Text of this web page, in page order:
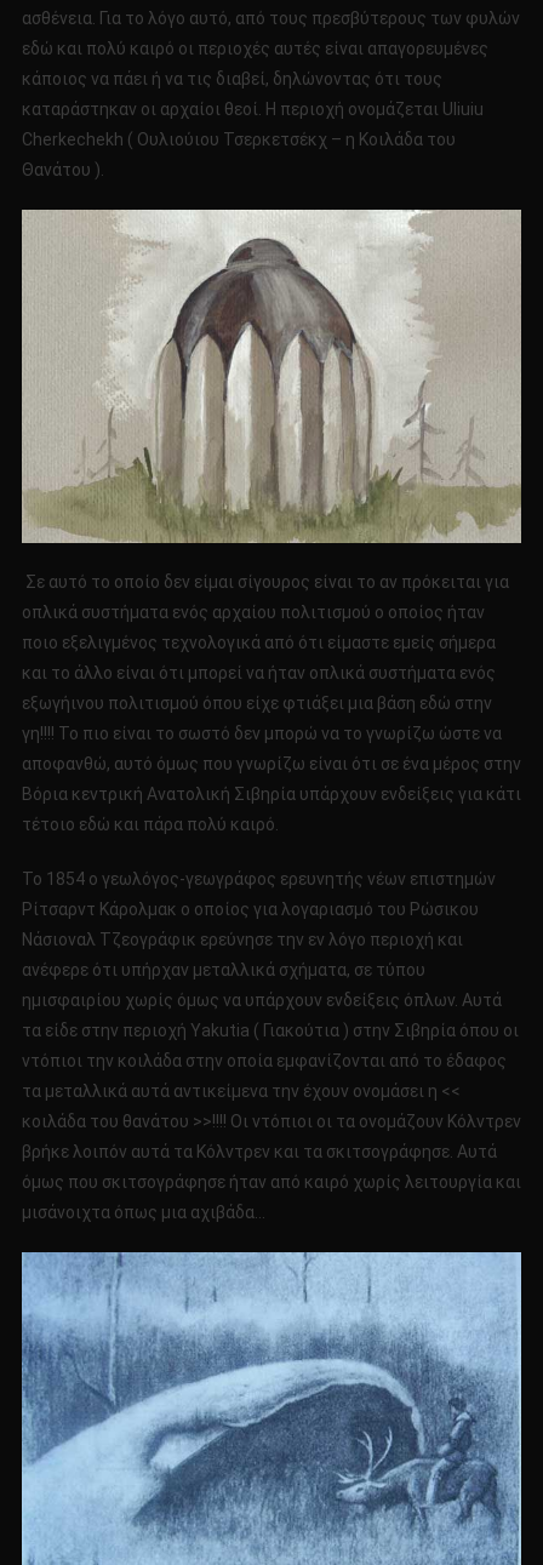
ασθένεια. Για το λόγο αυτό, από τους πρεσβύτερους των φυλών
εδώ και πολύ καιρό οι περιοχές αυτές είναι απαγορευμένες
κάποιος να πάει ή να τις διαβεί, δηλώνοντας ότι τους
καταράστηκαν οι αρχαίοι θεοί. Η περιοχή ονομάζεται Uliuiu
Cherkechekh ( Ουλιούιου Τσερκετσέκχ – η Κοιλάδα του
Θανάτου ).
Σε αυτό το οποίο δεν είμαι σίγουρος είναι το αν πρόκειται για
οπλικά συστήματα ενός αρχαίου πολιτισμού ο οποίος ήταν
ποιο εξελιγμένος τεχνολογικά από ότι είμαστε εμείς σήμερα
και το άλλο είναι ότι μπορεί να ήταν οπλικά συστήματα ενός
εξωγήινου πολιτισμού όπου είχε φτιάξει μια βάση εδώ στην
γη!!!! Το πιο είναι το σωστό δεν μπορώ να το γνωρίζω ώστε να
αποφανθώ, αυτό όμως που γνωρίζω είναι ότι σε ένα μέρος στην
Βόρια κεντρική Ανατολική Σιβηρία υπάρχουν ενδείξεις για κάτι
τέτοιο εδώ και πάρα πολύ καιρό.
Το 1854 ο γεωλόγος-γεωγράφος ερευνητής νέων επιστημών
Ρίτσαρντ Κάρολμακ ο οποίος για λογαριασμό του Ρώσικου
Νάσιοναλ Τζεογράφικ ερεύνησε την εν λόγο περιοχή και
ανέφερε ότι υπήρχαν μεταλλικά σχήματα, σε τύπου
ημισφαιρίου χωρίς όμως να υπάρχουν ενδείξεις όπλων. Αυτά
τα είδε στην περιοχή Yakutia ( Γιακούτια ) στην Σιβηρία όπου οι
ντόπιοι την κοιλάδα στην οποία εμφανίζονται από το έδαφος
τα μεταλλικά αυτά αντικείμενα την έχουν ονομάσει η <<
κοιλάδα του θανάτου >>!!!! Οι ντόπιοι οι τα ονομάζουν Κόλντρεν
βρήκε λοιπόν αυτά τα Κόλντρεν και τα σκιτσογράφησε. Αυτά
όμως που σκιτσογράφησε ήταν από καιρό χωρίς λειτουργία και
μισάνοιχτα όπως μια αχιβάδα…